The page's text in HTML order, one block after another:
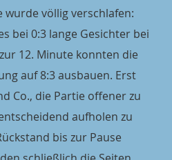
wurde völlig verschlafen:
bei 0:3 lange Gesichter bei
12. Minute konnten die
auf 8:3 ausbauen. Erst
Co., die Partie offener zu
aufholen zu
bis zur Pause